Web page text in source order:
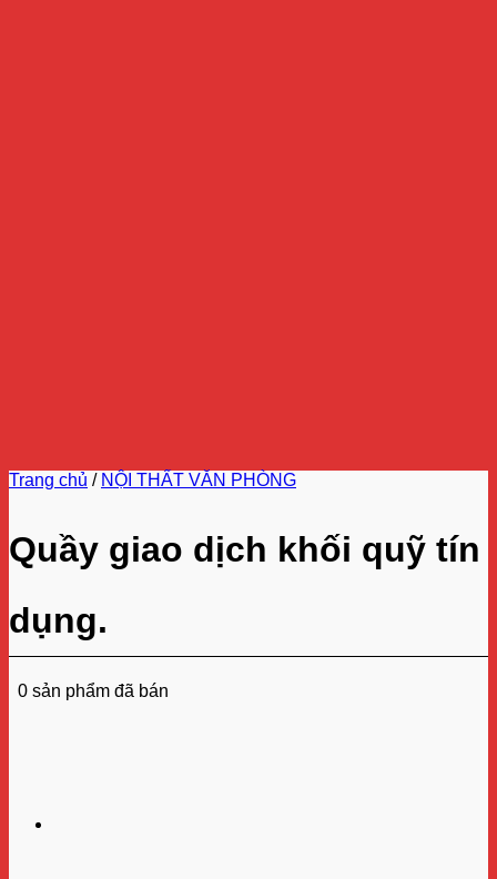
Trang chủ / NỘI THẤT VĂN PHÒNG
Quầy giao dịch khối quỹ tín
dụng.
0 sản phẩm đã bán